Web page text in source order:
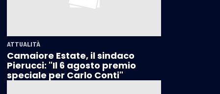
ATTUALITÀ
Camaiore Estate, il sindaco
Pierucci: "Il 6 agosto premio
speciale per Carlo Conti"